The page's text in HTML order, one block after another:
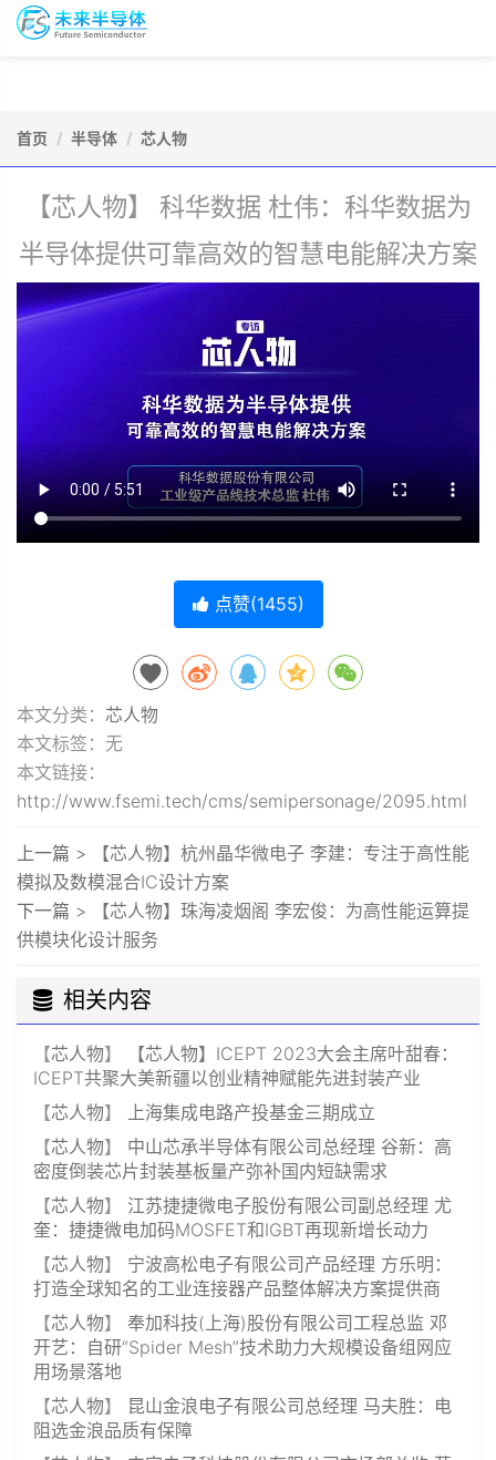
源
未
会
报
首页 半导体 芯人物
【芯人物】 科华数据 杜伟：科华数据为
半导体提供可靠高效的智慧电能解决方案
点赞(1455)
本文分类： 芯人物
本文标签：无
本文链接：
http://www.fsemi.tech/cms/semipersonage/2095.html
上一篇 >
【芯人物】杭州晶华微电子 李建：专注于高性能
模拟及数模混合IC设计方案
下一篇 >
【芯人物】珠海凌烟阁 李宏俊：为高性能运算提
供模块化设计服务
相关内容
【芯人物】
【芯人物】ICEPT 2023大会主席叶甜春：
ICEPT共聚大美新疆以创业精神赋能先进封装产业
【芯人物】 上海集成电路产投基金三期成立
【芯人物】 中山芯承半导体有限公司总经理 谷新：高
密度倒装芯片封装基板量产弥补国内短缺需求
【芯人物】 江苏捷捷微电子股份有限公司副总经理 尤
奎：捷捷微电加码MOSFET和IGBT再现新增长动力
【芯人物】 宁波高松电子有限公司产品经理 方乐明：
打造全球知名的工业连接器产品整体解决方案提供商
【芯人物】 奉加科技(上海)股份有限公司工程总监 邓
开艺：自研“Spider Mesh”技术助力大规模设备组网应
用场景落地
【芯人物】 昆山金浪电子有限公司总经理 马夫胜：电
阻选金浪品质有保障